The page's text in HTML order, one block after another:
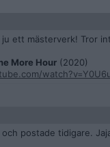
ett mästerverk! Tror
More Hour (2020)
postade tidigare.